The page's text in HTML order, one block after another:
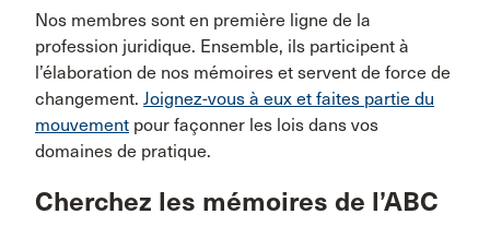
Nos membres sont en première ligne de la
profession juridique. Ensemble, ils participent à
l’élaboration de nos mémoires et servent de force de
changement. Joignez-vous à eux et faites partie du
mouvement pour façonner les lois dans vos
domaines de pratique.
Cherchez les mémoires de l’ABC